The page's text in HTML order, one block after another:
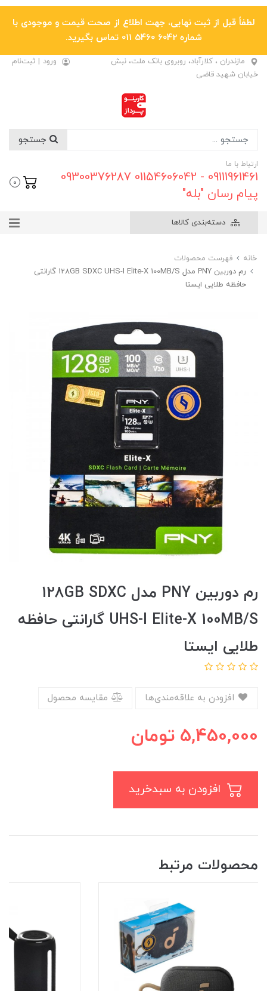
لطفاً قبل از ثبت نهایی، جهت اطلاع از صحت قیمت و موجودی با
شماره 6042 5460 011 تماس بگیرید.
مازندران ، کلارآباد، روبروی بانک ملت، نبش
خیابان شهید قاضی
ورود | ثبت‌نام
ارتباط با ما
09111961461 - 01154606042 09300376287
پیام رسان "بله"
0
دسته‌بندی کالاها
خانه
فهرست محصولات
رم دوربین PNY مدل 128GB SDXC UHS-I Elite-X 100MB/S گارانتی
حافظه طلایی ایستا
رم دوربین PNY مدل 128GB SDXC
UHS-I Elite-X 100MB/S گارانتی حافظه
طلایی ایستا
مقایسه محصول
5,450,000 تومان
محصولات مرتبط